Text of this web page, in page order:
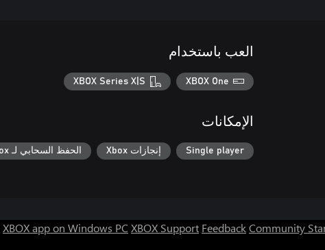
العب باستخدام
XBOX One
XBOX Series X|S
الإمكانات
Single player إنجازات Xbox الحفظ السحابي لـ Xbox
XBOX app on Windows PC XBOX Support FeedbackCommunity